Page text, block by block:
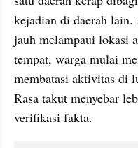
kejadian di daerah
jauh melampaui lokasi
tempat, warga mulai
membatasi aktivitas di
Rasa takut menyebar
verifikasi fakta.